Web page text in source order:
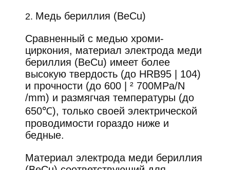
2. Медь бериллия (BeCu)
Сравненный с медью хроми-
циркония, материал электрода меди
бериллия (BeCu) имеет более
высокую твердость (до HRB95 | 104)
и прочности (до 600 | ² 700MPa/N
/mm) и размягчая температуры (до
650℃), только своей электрической
проводимости гораздо ниже и
бедные.
Материал электрода меди бериллия